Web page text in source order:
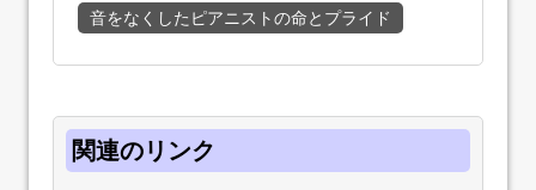
音をなくしたピアニストの命とプライド
関連のリンク